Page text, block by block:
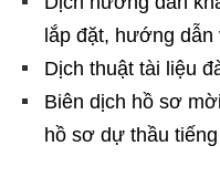
lắp đặt, hướng
Dịch thuật tài liệu
Biên dịch hồ sơ
hồ sơ dự thầu